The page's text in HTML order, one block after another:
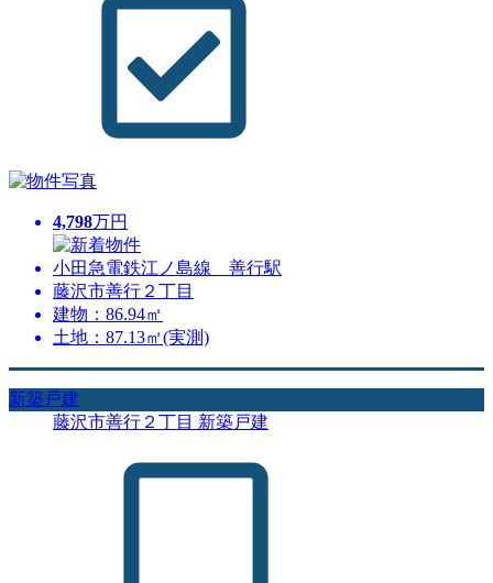
4,798万円
小田急電鉄江ノ島線 善行駅
藤沢市善行２丁目
建物：86.94㎡
土地：87.13㎡(実測)
新築戸建
藤沢市善行２丁目 新築戸建